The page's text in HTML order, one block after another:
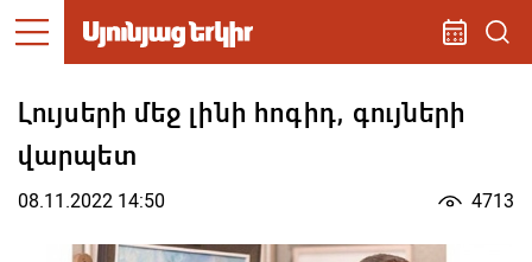
Լույսերի մեջ լինի հոգիդ, գույների
վարպետ
08.11.2022 14:50 4713